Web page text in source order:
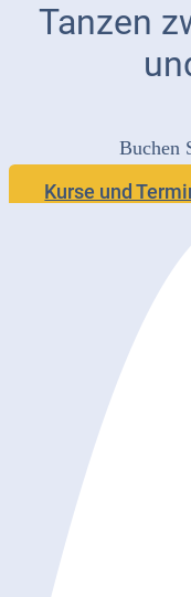
Tanzen
Buchen
Kurse und